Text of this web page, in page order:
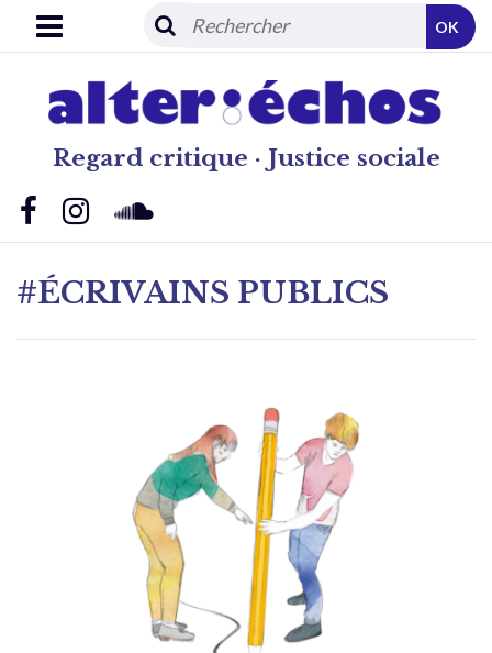
Regard critique · Justice sociale
OK
#ÉCRIVAINS PUBLICS